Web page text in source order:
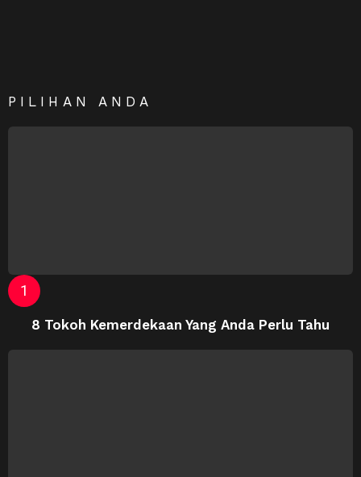
PILIHAN ANDA
8 Tokoh Kemerdekaan Yang Anda Perlu Tahu